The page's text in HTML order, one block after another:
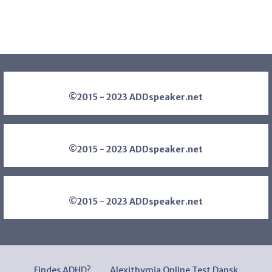
©2015 - 2023 ADDspeaker.net
©2015 - 2023 ADDspeaker.net
©2015 - 2023 ADDspeaker.net